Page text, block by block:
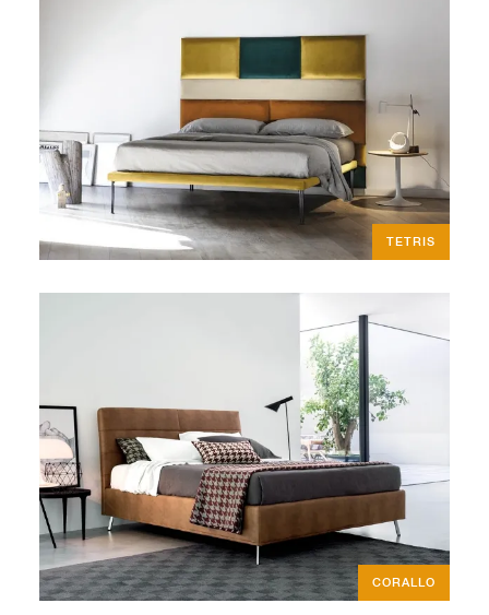
TETRIS
CORALLO